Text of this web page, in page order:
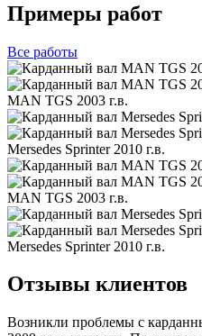
Примеры работ
Все работы
MAN TGS 2003 г.в.
Mersedes Sprinter 2010 г.в.
MAN TGS 2003 г.в.
Mersedes Sprinter 2010 г.в.
Отзывы клиентов
Возникли проблемы с